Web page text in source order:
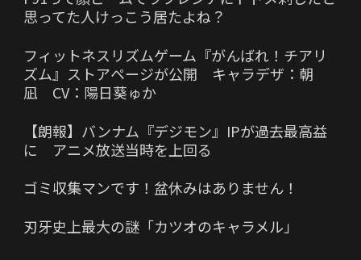
思ってた人けっこう居たよね？
フィットネスリズムゲーム『がんばれ！チアリ
ズム』ストアページが公開 キャラデザ：朝
凪 CV：陽日葵ゅか
【朗報】バンナム『デジモン』IPが過去最高益
に アニメ放送当時を上回る
ゴミ収集マンです！盆休みはありません！
刃牙史上最大の謎「カツオのキャラメル」